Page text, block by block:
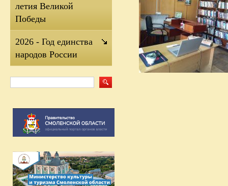
летия Великой
Победы
2026 - Год единства
народов России